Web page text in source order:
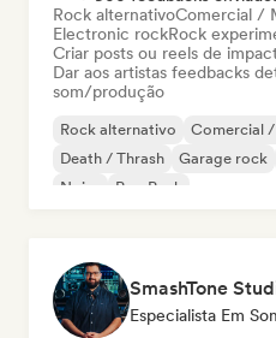
Rock alternativoComercial /
Electronic rockRock
Criar posts ou reels de
Dar aos artistas feedbacks
som/produção
Rock alternativo
Comercial
Death / Thrash
Garage rock
Noise
Pop Punk
SmashTone
Especialista Em